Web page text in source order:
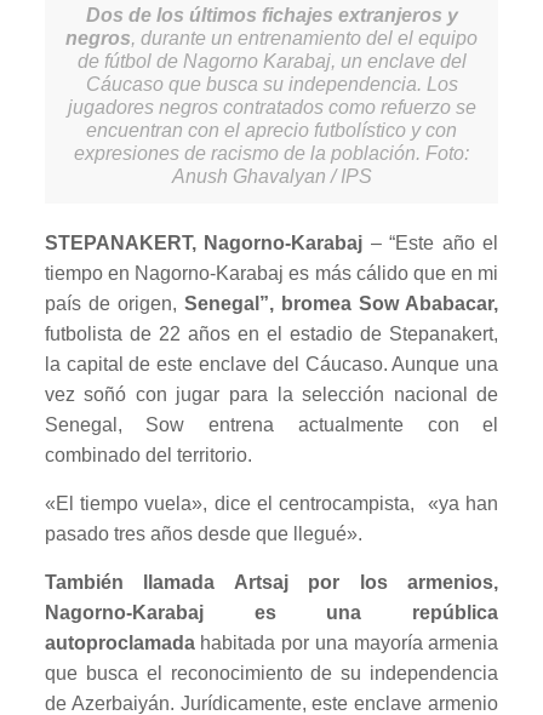
Dos de los últimos fichajes extranjeros y
negros, durante un entrenamiento del el equipo
de fútbol de Nagorno Karabaj, un enclave del
Cáucaso que busca su independencia. Los
jugadores negros contratados como refuerzo se
encuentran con el aprecio futbolístico y con
expresiones de racismo de la población. Foto:
Anush Ghavalyan / IPS
STEPANAKERT, Nagorno-Karabaj – “Este año el
tiempo en Nagorno-Karabaj es más cálido que en mi
país de origen, Senegal”, bromea Sow Ababacar,
futbolista de 22 años en el estadio de Stepanakert,
la capital de este enclave del Cáucaso. Aunque una
vez soñó con jugar para la selección nacional de
Senegal, Sow entrena actualmente con el
combinado del territorio.
«El tiempo vuela», dice el centrocampista, «ya han
pasado tres años desde que llegué».
También llamada Artsaj por los armenios,
Nagorno-Karabaj es una república
autoproclamadahabitada por una mayoría armenia
que busca el reconocimiento de su independencia
de Azerbaiyán. Jurídicamente, este enclave armenio